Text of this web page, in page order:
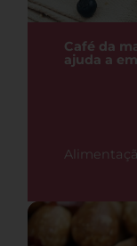
Café da
ajuda a